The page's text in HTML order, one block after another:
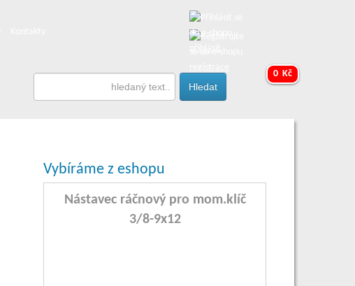
0 Kč
Vybíráme z eshopu
Nástavec ráčnový pro mom.klíč
3/8-9x12